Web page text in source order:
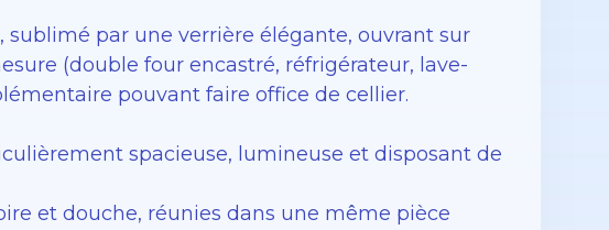
par une verrière élégante, ouvrant sur
(double four encastré, réfrigérateur, lave-
pouvant faire office de cellier.
spacieuse, lumineuse et disposant de
et douche, réunies dans une même pièce